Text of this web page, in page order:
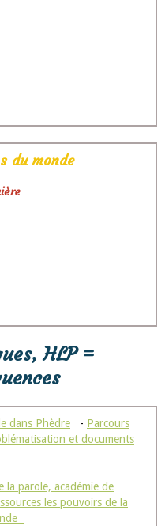
du monde
HLP =
dans Phèdre - Parcours
et documents
la parole, académie de
les pouvoirs de la